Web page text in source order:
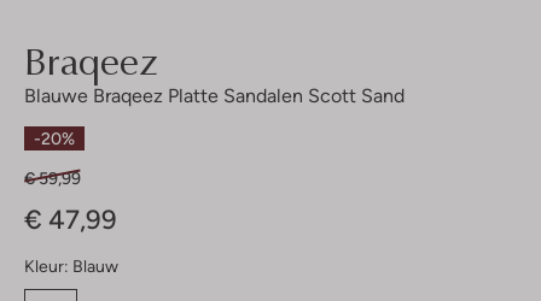
Braqeez
Blauwe Braqeez Platte Sandalen Scott Sand
-20%
€ 59,99
€ 47,99
Kleur: Blauw